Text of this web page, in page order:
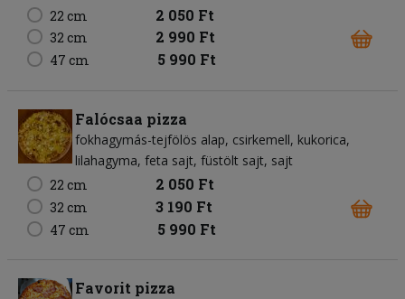
22 cm
2 050 Ft
32 cm 2 990 Ft
47 cm 5 990 Ft
Falócsaa pizza
fokhagymás-tejfölös alap csirkemell kukorica
lilahagyma feta sajt füstölt sajt sajt
22 cm
2 050 Ft
32 cm 3 190 Ft
47 cm 5 990 Ft
Favorit pizza